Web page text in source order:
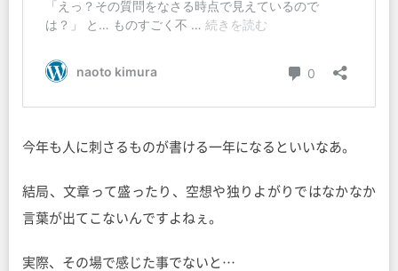
今年も人に刺さるものが書ける一年になるといいなあ。
結局、文章って盛ったり、空想や独りよがりではなかなか
言葉が出てこないんですよねぇ。
実際、その場で感じた事でないと…